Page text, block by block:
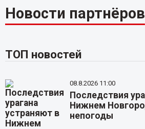
Новости партнёров
ТОП новостей
08.8.2026 11:00
Последствия
Нижнем
непогоды